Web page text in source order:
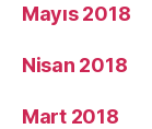
Mayıs 2018
Nisan 2018
Mart 2018